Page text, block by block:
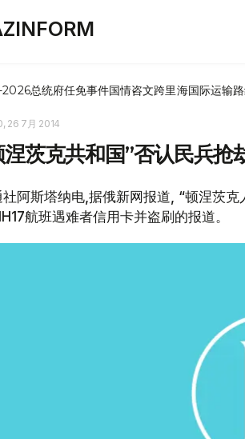
2026总统府任免事件国情咨文跨里海国际运输
26 7月 2014
涅茨克共和国”否认民兵抢
社阿斯塔纳电,据俄新网报道, “顿涅茨
航班遇难者信用卡并盗刷的报道。